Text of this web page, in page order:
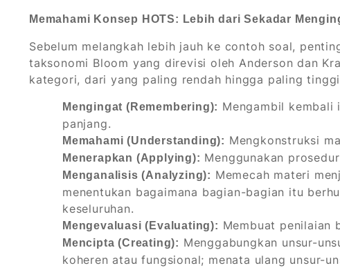
Memahami Konsep HOTS: Lebih dari Sekadar
Sebelum melangkah lebih jauh ke contoh soal,
taksonomi Bloom yang direvisi oleh Anderson dan
kategori, dari yang paling rendah hingga paling
Mengingat (Remembering): Mengambil kembali
panjang.
Memahami (Understanding): Mengkonstruksi
Menerapkan (Applying): Menggunakan
Menganalisis (Analyzing): Memecah materi
menentukan bagaimana bagian-bagian itu
keseluruhan.
Mengevaluasi (Evaluating): Membuat penilaian
Mencipta (Creating): Menggabungkan unsur-
koheren atau fungsional; menata ulang unsur-